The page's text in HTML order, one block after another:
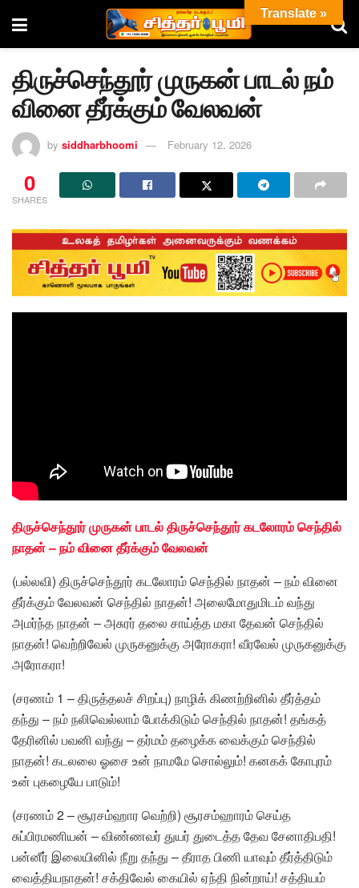
திருச்செந்தூர் முருகன் பாடல் நம்
வினை தீர்க்கும் வேலவன்
by siddharbhoomi February 12, 2026
0
SHARES
திருச்செந்தூர் முருகன் பாடல் திருச்செந்தூர் கடலோரம் செந்தில்
நாதன் – நம் வினை தீர்க்கும் வேலவன்
(பல்லவி) திருச்செந்தூர் கடலோரம் செந்தில் நாதன் – நம் வினை
தீர்க்கும் வேலவன் செந்தில் நாதன்! அலைமோதுமிடம் வந்து
அமர்ந்த நாதன் – அசுரர் தலை சாய்த்த மகா தேவன் செந்தில்
நாதன்! வெற்றிவேல் முருகனுக்கு அரோகரா! வீரவேல் முருகனுக்கு
அரோகரா!
(சரணம் 1 – திருத்தலச் சிறப்பு) நாழிக் கிணற்றினில் தீர்த்தம்
தந்து – நம் நலிவெல்லாம் போக்கிடும் செந்தில் நாதன்! தங்கத்
தேரினில் பவனி வந்து – தர்மம் தழைக்க வைக்கும் செந்தில்
நாதன்! கடலலை ஓசை உன் நாமமே சொல்லும்! கனகக் கோபுரம்
உன் புகழையே பாடும்!
(சரணம் 2 – சூரசம்ஹார வெற்றி) சூரசம்ஹாரம் செய்த
சுப்பிரமணியன் – விண்ணவர் துயர் துடைத்த தேவ சேனாதிபதி!
பன்னீர் இலையினில் நீறு தந்து – தீராத பிணி யாவும் தீர்த்திடும்
வைத்தியநாதன்! சக்திவேல் கையில் ஏந்தி நின்றாய்! சத்தியம்
Translate »